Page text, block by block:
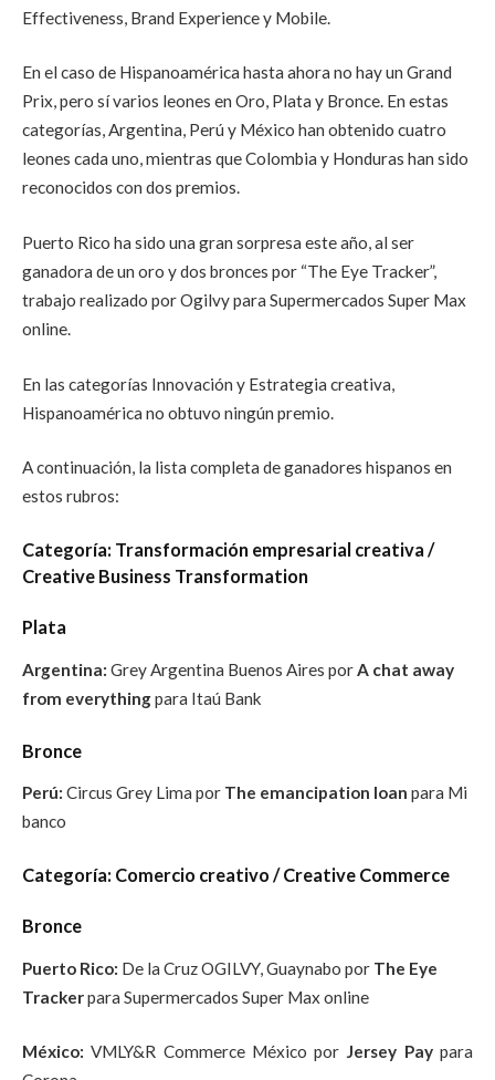
Effectiveness, Brand Experience y Mobile.
En el caso de Hispanoamérica hasta ahora no hay un Grand
Prix, pero sí varios leones en Oro, Plata y Bronce. En estas
categorías,Argentina, Perú y México han obtenido cuatro
leones cada uno, mientras que Colombia y Honduras han sido
reconocidos con dos premios.
Puerto Rico ha sido una gran sorpresa este año, al ser
ganadora de un oro y dos bronces por “The Eye Tracker”,
trabajo realizado por Ogilvy para Supermercados Super Max
online.
En las categorías Innovación y Estrategia creativa,
Hispanoamérica no obtuvo ningún premio.
A continuación, la lista completa de ganadores hispanos en
estos rubros:
Categoría: Transformación empresarial creativa /
Creative Business Transformation
Plata
Argentina: Grey Argentina Buenos Aires por A chat away
from everythingpara Itaú Bank
Bronce
Perú: Circus Grey Lima por The emancipation loan para Mi
banco
Categoría: Comercio creativo / Creative Commerce
Bronce
Puerto Rico: De la Cruz OGILVY, Guaynabo por The Eye
Trackerpara Supermercados Super Max online
México:VMLY&R Commerce México por Jersey Paypara